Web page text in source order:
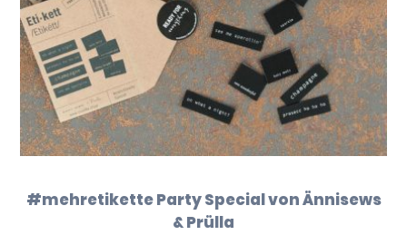
#mehretikette Party Special von Ännisews
& Prülla